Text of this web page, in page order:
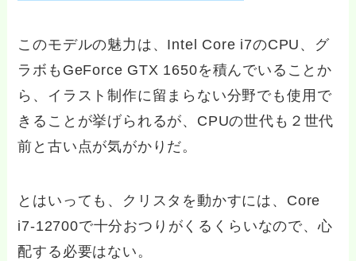
このモデルの魅力は、Intel Core i7のCPU、グ
ラボもGeForce GTX 1650を積んでいることか
ら、イラスト制作に留まらない分野でも使用で
きることが挙げられるが、CPUの世代も２世代
前と古い点が気がかりだ。
とはいっても、クリスタを動かすには、Core
i7-12700で十分おつりがくるくらいなので、心
配する必要はない。